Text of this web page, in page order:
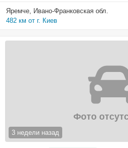
Яремче, Ивано-Франковская обл.
482 км от г. Киев
3 недели назад
Фото